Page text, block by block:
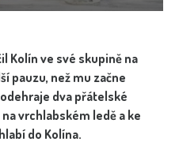
Kolín ve své skupině na
pauzu, než mu začne
dva přátelské
vrchlabském ledě a ke
do Kolína.